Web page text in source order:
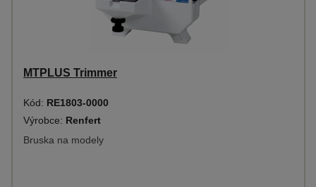
MTPLUS Trimmer
Kód: RE1803-0000
Výrobce: Renfert
Bruska na modely